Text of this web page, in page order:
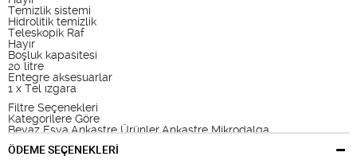
Temizlik sistemi
Hidrolitik temizlik
Teleskopik Raf
Hayır
Boşluk kapasitesi
20 litre
Entegre aksesuarlar
1 x Tel ızgara
Filtre Seçenekleri
Kategorilere Göre
Beyaz Eşya,Ankastre Ürünler,Ankastre Mikrodalga
Markalara Göre
Bosch
ÖDEME SEÇENEKLERİ